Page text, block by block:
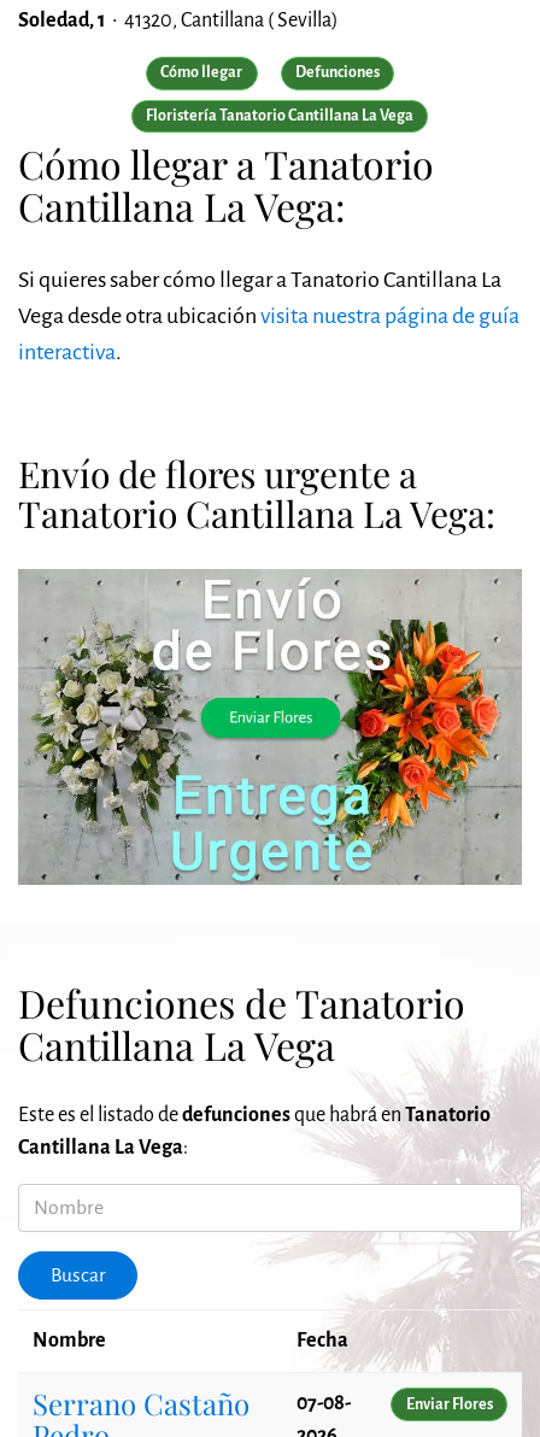
Soledad, 1 • 41320, Cantillana ( Sevilla)
Cómo llegar Defunciones
Floristería Tanatorio Cantillana La Vega
Cómo llegar a Tanatorio
Cantillana La Vega:
Si quieres saber cómo llegar a Tanatorio Cantillana La
Vega desde otra ubicación visita nuestra página de guía
interactiva.
Envío de flores urgente a
Tanatorio Cantillana La Vega:
Defunciones de Tanatorio
Cantillana La Vega
Este es el listado dedefuncionesque habrá en Tanatorio
Cantillana La Vega:
Nombre
Buscar
Nombre Fecha
Serrano Castaño
07-08-
Enviar Flores